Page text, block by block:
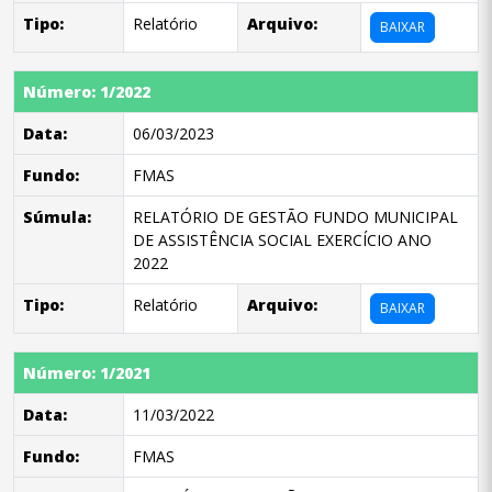
Tipo: Relatório Arquivo: BAIXAR
Número: 1/2022
Data:
06/03/2023
Fundo:
FMAS
Súmula:
RELATÓRIO DE GESTÃO FUNDO MUNICIPAL
DE ASSISTÊNCIA SOCIAL EXERCÍCIO ANO
2022
Tipo:
Relatório Arquivo: BAIXAR
Número: 1/2021
Data:
11/03/2022
Fundo:
FMAS